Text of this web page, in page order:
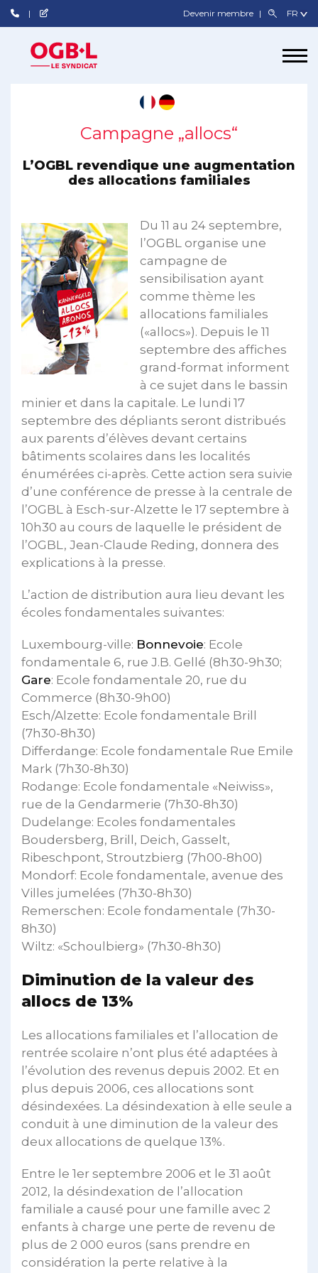
Devenir membre
Campagne „allocs“
L’OGBL revendique une augmentation
des allocations familiales
Du 11 au 24 septembre,
l’OGBL organise une
campagne de
sensibilisation ayant
comme thème les
allocations familiales
(«allocs»). Depuis le 11
septembre des affiches
grand-format informent
à ce sujet dans le bassin
minier et dans la capitale. Le lundi 17
septembre des dépliants seront distribués
aux parents d’élèves devant certains
bâtiments scolaires dans les localités
énumérées ci-après. Cette action sera suivie
d’une conférence de presse à la centrale de
l’OGBL à Esch-sur-Alzette le 17 septembre à
10h30 au cours de laquelle le président de
l’OGBL, Jean-Claude Reding, donnera des
explications à la presse.
L’action de distribution aura lieu devant les
écoles fondamentales suivantes:
Luxembourg-ville: Bonnevoie: Ecole
fondamentale 6, rue J.B. Gellé (8h30-9h30;
Gare: Ecole fondamentale 20, rue du
Commerce (8h30-9h00)
Esch/Alzette: Ecole fondamentale Brill
(7h30-8h30)
Differdange: Ecole fondamentale Rue Emile
Mark (7h30-8h30)
Rodange: Ecole fondamentale «Neiwiss»,
rue de la Gendarmerie (7h30-8h30)
Dudelange: Ecoles fondamentales
Boudersberg, Brill, Deich, Gasselt,
Ribeschpont, Stroutzbierg (7h00-8h00)
Mondorf: Ecole fondamentale, avenue des
Villes jumelées (7h30-8h30)
Remerschen: Ecole fondamentale (7h30-
8h30)
Wiltz: «Schoulbierg» (7h30-8h30)
Diminution de la valeur des
allocs de 13%
Les allocations familiales et l’allocation de
rentrée scolaire n’ont plus été adaptées à
l’évolution des revenus depuis 2002. Et en
plus depuis 2006, ces allocations sont
désindexées. La désindexation à elle seule a
conduit à une diminution de la valeur des
deux allocations de quelque 13%.
Entre le 1er septembre 2006 et le 31 août
2012, la désindexation de l’allocation
familiale a causé pour une famille avec 2
enfants à charge une perte de revenu de
plus de 2 000 euros (sans prendre en
considération la perte relative à la